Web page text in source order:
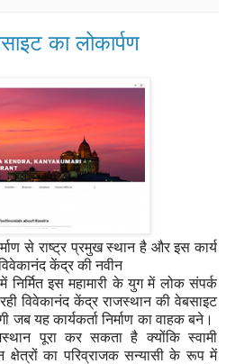
का लोकार्पण
से राष्ट्र प्रमुख स्थान है और इस कार्य
केंद्र की नवीन
इस महामारी के युग में लोक संपर्क
विवेकानंद केंद्र राजस्थान की वेबसाइट
जब यह कार्यकर्ता निर्माण का वाहक बने।
पूरा कर सकता है क्योंकि स्वामी
क्षेत्रों का परिव्राजक सन्यासी के रूप में